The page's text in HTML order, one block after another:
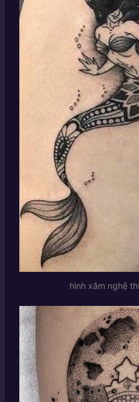
hình xăm nghệ